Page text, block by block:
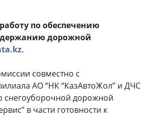
по обеспечению
дорожной
совместно с
АО “НК “КазАвтоЖол” и ДЧС
снегоуборочной дорожной
в части готовности к